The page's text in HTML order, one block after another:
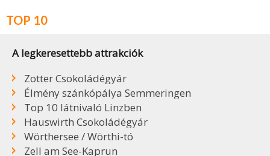
TOP 10
A legkeresettebb attrakciók
Zotter Csokoládégyár
Élmény szánkópálya Semmeringen
Top 10 látnivaló Linzben
Hauswirth Csokoládégyár
Wörthersee / Wörthi-tó
Zell am See-Kaprun